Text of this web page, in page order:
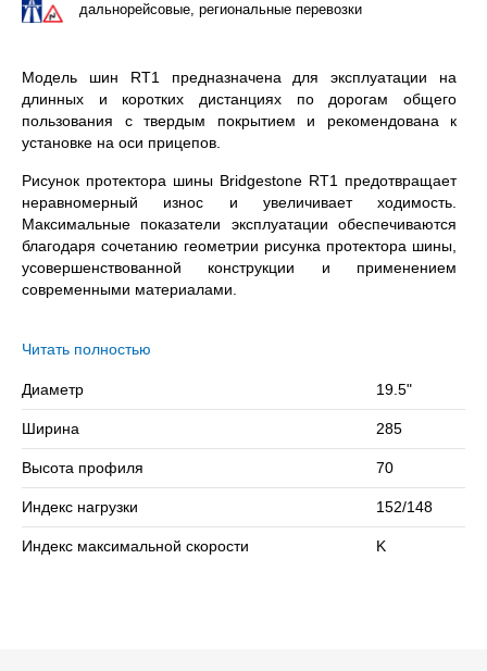
дальнорейсовые, региональные перевозки
Модель шин RT1 предназначена для эксплуатации на
длинных и коротких дистанциях по дорогам общего
пользования с твердым покрытием и рекомендована к
установке на оси прицепов.
Рисунок протектора шины Bridgestone RT1 предотвращает
неравномерный износ и увеличивает ходимость.
Максимальные показатели эксплуатации обеспечиваются
благодаря сочетанию геометрии рисунка протектора шины,
усовершенствованной конструкции и применением
современными материалами.
шина с допустимой нагрузкой 3550 / 3150 кг. на колесо
скоростью в 110 км/ч.
Сомневаетесь в выборе? Позвоните нам – подберем
подходящий вариант!
Читать полностью
Диаметр 19.5"
Ширина 285
Высота профиля 70
Индекс нагрузки 152/148
Индекс максимальной скорости K